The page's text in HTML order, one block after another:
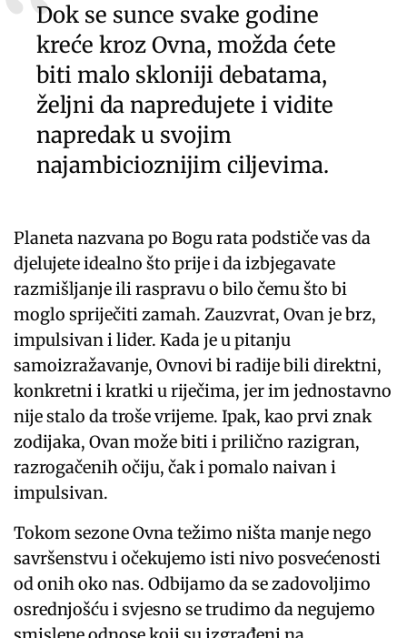
Dok se sunce svake godine
kreće kroz Ovna, možda ćete
biti malo skloniji debatama,
željni da napredujete i vidite
napredak u svojim
najambicioznijim ciljevima.
Planeta nazvana po Bogu rata podstiče vas da
djelujete idealno što prije i da izbjegavate
razmišljanje ili raspravu o bilo čemu što bi
moglo spriječiti zamah. Zauzvrat, Ovan je brz,
impulsivan i lider. Kada je u pitanju
samoizražavanje, Ovnovi bi radije bili direktni,
konkretni i kratki u riječima, jer im jednostavno
nije stalo da troše vrijeme. Ipak, kao prvi znak
zodijaka, Ovan može biti i prilično razigran,
razrogačenih očiju, čak i pomalo naivan i
impulsivan.
Tokom sezone Ovna težimo ništa manje nego
savršenstvu i očekujemo isti nivo posvećenosti
od onih oko nas. Odbijamo da se zadovoljimo
osrednjošću i svjesno se trudimo da negujemo